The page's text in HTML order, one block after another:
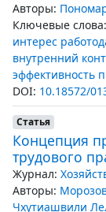
Авторы:
Ключевые слова:
интерес
внутренний
эффективность
DOI: 10.18572/
Статья
Концепция
трудового
Журнал:
Авторы:
Чхутиашвили